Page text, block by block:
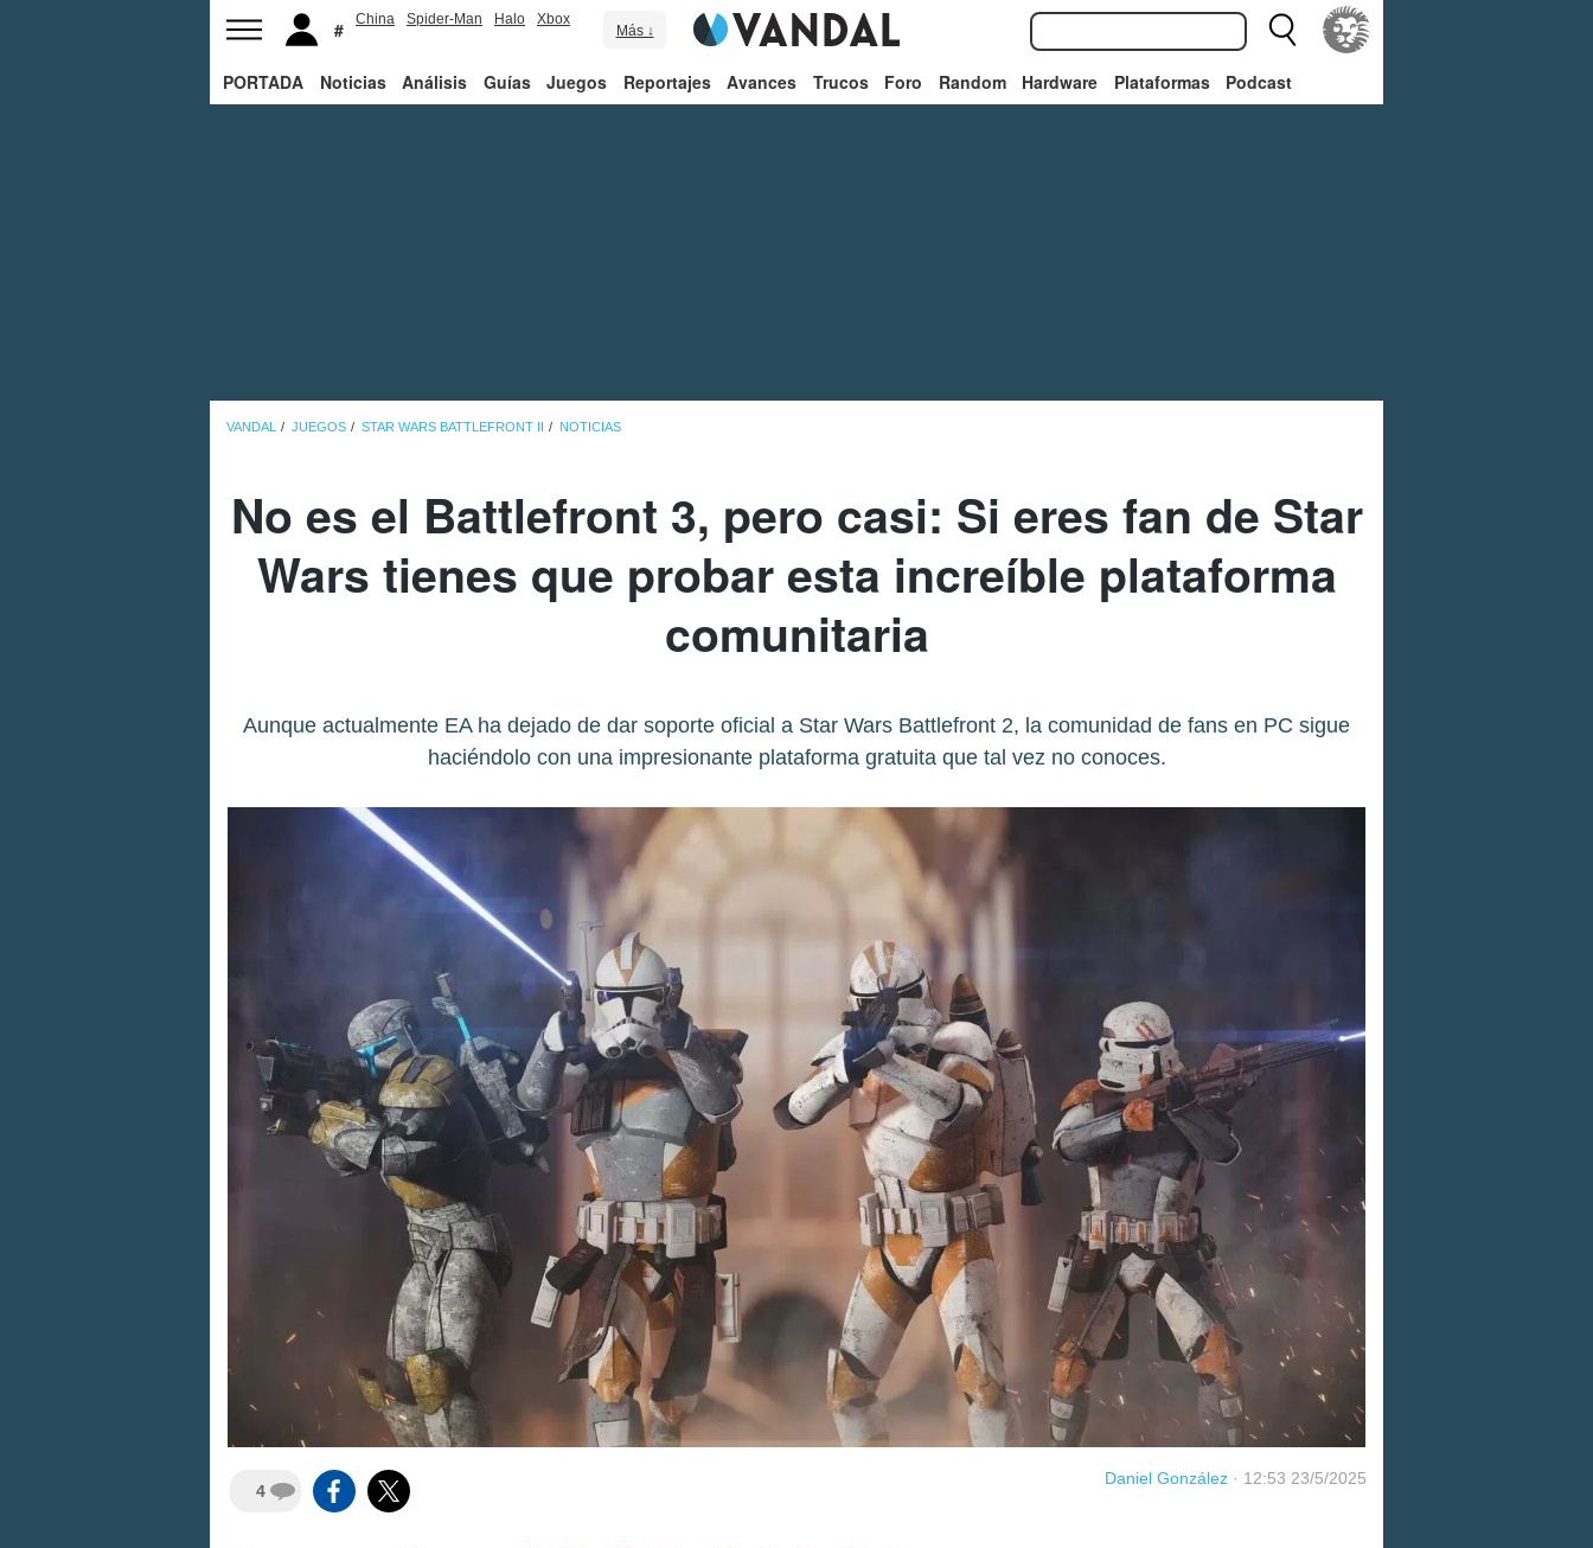
China Spider-Man Halo Xbox
Más ↓
PORTADA Noticias Análisis Guías Juegos Reportajes Avances Trucos Foro Random Hardware Plataformas Podcast
VANDAL JUEGOS STAR WARS BATTLEFRONT II NOTICIAS
No es el Battlefront 3, pero casi: Si eres fan de Star
Wars tienes que probar esta increíble plataforma
comunitaria
Aunque actualmente EA ha dejado de dar soporte oficial a Star Wars Battlefront 2, la comunidad de fans en PC sigue
haciéndolo con una impresionante plataforma gratuita que tal vez no conoces.
4
Daniel González · 12:53 23/5/2025